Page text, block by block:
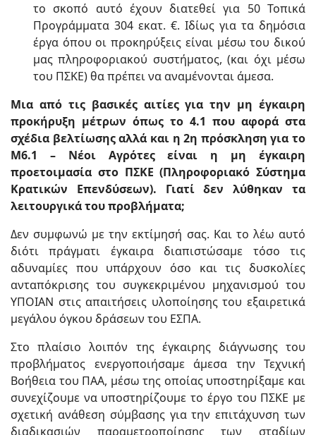
το σκοπό αυτό έχουν διατεθεί για 50 Τοπικά
Προγράμματα 304 εκατ. €. Ιδίως για τα δημόσια
έργα όπου οι προκηρύξεις είναι μέσω του δικού
μας πληροφοριακού συστήματος, (και όχι μέσω
του ΠΣΚΕ) θα πρέπει να αναμένονται άμεσα.
Μια από τις βασικές αιτίες για την μη έγκαιρη
προκήρυξη μέτρων όπως το 4.1 που αφορά στα
σχέδια βελτίωσης αλλά και η 2η πρόσκληση για το
Μ6.1 – Νέοι Αγρότες είναι η μη έγκαιρη
προετοιμασία στο ΠΣΚΕ (Πληροφοριακό Σύστημα
Κρατικών Επενδύσεων). Γιατί δεν λύθηκαν τα
λειτουργικά του προβλήματα;
Δεν συμφωνώ με την εκτίμησή σας. Και το λέω αυτό
διότι πράγματι έγκαιρα διαπιστώσαμε τόσο τις
αδυναμίες που υπάρχουν όσο και τις δυσκολίες
ανταπόκρισης του συγκεκριμένου μηχανισμού του
ΥΠΟΙΑΝ στις απαιτήσεις υλοποίησης του εξαιρετικά
μεγάλου όγκου δράσεων του ΕΣΠΑ.
Στο πλαίσιο λοιπόν της έγκαιρης διάγνωσης του
προβλήματος ενεργοποιήσαμε άμεσα την Τεχνική
Βοήθεια του ΠΑΑ, μέσω της οποίας υποστηρίξαμε και
συνεχίζουμε να υποστηρίζουμε το έργο του ΠΣΚΕ με
σχετική ανάθεση σύμβασης για την επιτάχυνση των
διαδικασιών παραμετροποίησης των σταδίων